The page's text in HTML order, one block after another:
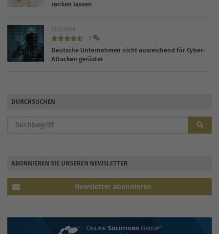
ranken lassen
27.11.2019
2
Deutsche Unternehmen nicht ausreichend für Cyber-
Attacken gerüstet
DURCHSUCHEN
ABONNIEREN SIE UNSEREN NEWSLETTER
Newsletter abonnieren